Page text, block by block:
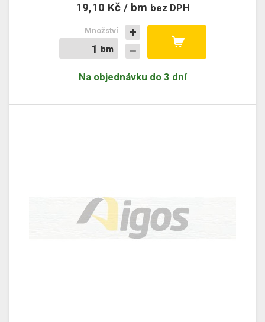
19,10 Kč / bm bez DPH
bm
bm
Množství
Na objednávku do 3 dní